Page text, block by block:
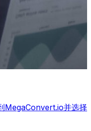
MegaConvert.io并选择